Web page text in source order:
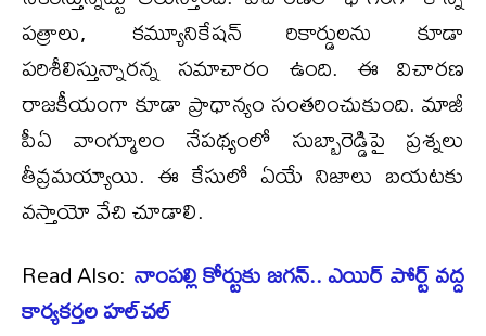
పత్రాలు, కమ్యూనికేషన్‌ రికార్డులను కూడా
పరిశీలిస్తున్నారన్న సమాచారం ఉంది. ఈ విచారణ
రాజకీయంగా కూడా ప్రాధాన్యం సంతరించుకుంది. మాజీ
పీఏ వాంగ్మూలం నేపథ్యంలో సుబ్బారెడ్డిపై ప్రశ్నలు
తీవ్రమయ్యాయి. ఈ కేసులో ఏయే నిజాలు బయటకు
వస్తాయో వేచి చూడాలి.
Read Also: నాంపల్లి కోర్టుకు జగన్.. ఎయిర్ పోర్ట్ వద్ద
కార్యకర్తల హల్‌చల్